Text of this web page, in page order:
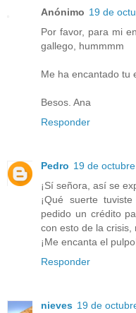
Anónimo 19 de
Por favor, para mi
gallego, hummmm
Me ha encantado tu
Besos. Ana
Responder
Pedro 19 de
¡Sí señora, así se
¡Qué suerte
pedido un crédito
con esto de la crisis,
¡Me encanta el
Responder
nieves 19 de